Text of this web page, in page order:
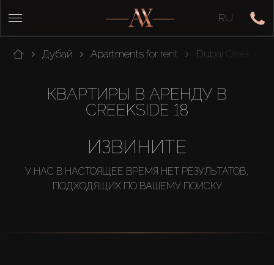
RU
Дубай Apartments for rent Dubai Creek
КВАРТИРЫ В АРЕНДУ В
CREEKSIDE 18
ИЗВИНИТЕ
У НАС В НАСТОЯЩЕЕ ВРЕМЯ НЕТ РЕЗУЛЬТАТОВ,
ПОДХОДЯЩИХ ПО ВАШЕМУ ПОИСКУ